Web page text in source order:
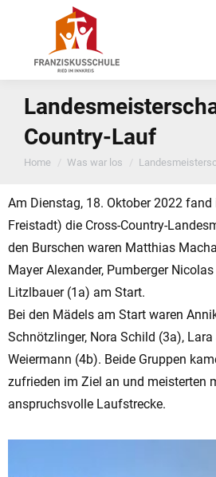
Country-Lauf
You are here:
Home Was war los
Am Dienstag, 18. Oktober 2022
Freistadt) die Cross-Country-
den Burschen waren Matthias
Mayer Alexander, Pumberger
Litzlbauer (1a) am Start.
Bei den Mädels am Start waren
Schnötzlinger, Nora Schild (3a),
Weiermann (4b). Beide Gruppen
zufrieden im Ziel an und meisterten
anspruchsvolle Laufstrecke.